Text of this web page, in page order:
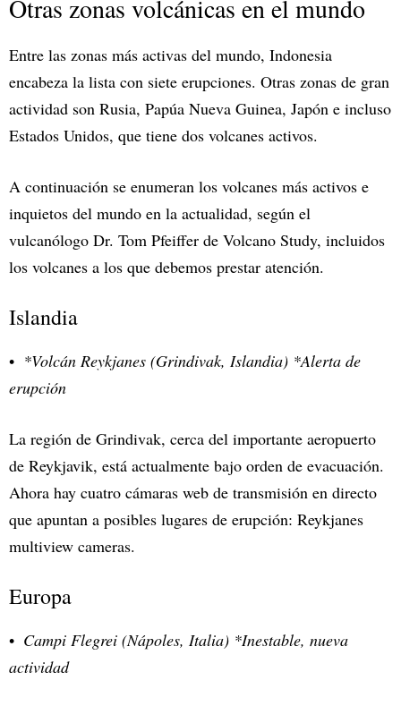
Otras zonas volcánicas en el mundo
Entre las zonas más activas del mundo, Indonesia
encabeza la lista con siete erupciones. Otras zonas de gran
actividad son Rusia, Papúa Nueva Guinea, Japón e incluso
Estados Unidos, que tiene dos volcanes activos.
A continuación se enumeran los volcanes más activos e
inquietos del mundo en la actualidad, según el
vulcanólogo Dr. Tom Pfeiffer de Volcano Study, incluidos
los volcanes a los que debemos prestar atención.
Islandia
*Volcán Reykjanes (Grindivak, Islandia) *Alerta de
erupción
La región de Grindivak, cerca del importante aeropuerto
de Reykjavik, está actualmente bajo orden de evacuación.
Ahora hay cuatro cámaras web de transmisión en directo
que apuntan a posibles lugares de erupción: Reykjanes
multiview cameras.
Europa
Campi Flegrei (Nápoles, Italia) *Inestable, nueva
actividad